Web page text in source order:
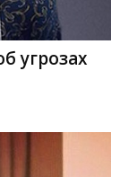
угрозах